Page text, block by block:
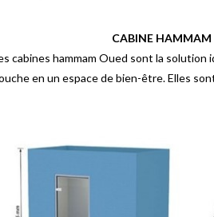
CABINE HAMMAM
cabines hammam Oued sont la
en un espace de bien-être. Elles